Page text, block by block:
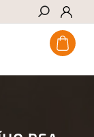
Hledat